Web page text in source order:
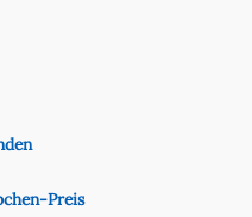
Preis